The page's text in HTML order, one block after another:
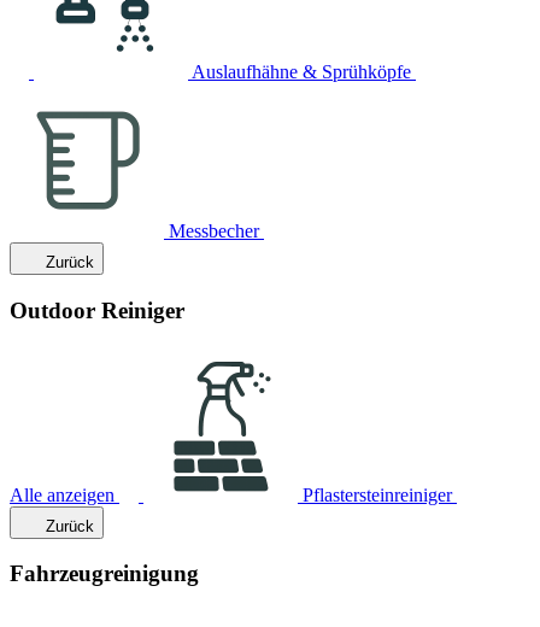
Auslaufhähne & Sprühköpfe
Messbecher
Zurück
Outdoor Reiniger
Alle anzeigen Pflastersteinreiniger
Zurück
Fahrzeugreinigung